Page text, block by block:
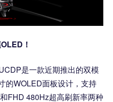
！
是一款近期推出的双模
的WOLED面板设计，支持
FHD 480Hz超高刷新率两种